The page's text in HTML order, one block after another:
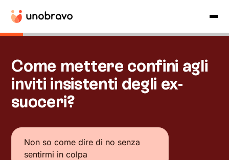
Come mettere confini agli
inviti insistenti degli ex-
suoceri?
Non so come dire di no senza
sentirmi in colpa